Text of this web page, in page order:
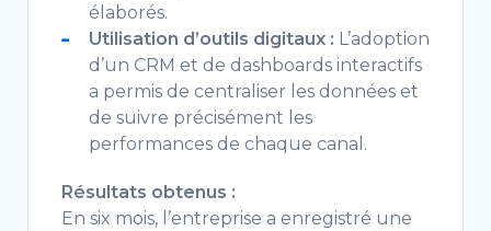
élaborés.
Utilisation d’outils digitaux : L’adoption
d’un CRM et de dashboards interactifs
a permis de centraliser les données et
de suivre précisément les
performances de chaque canal.
Résultats obtenus :
En six mois, l’entreprise a enregistré une